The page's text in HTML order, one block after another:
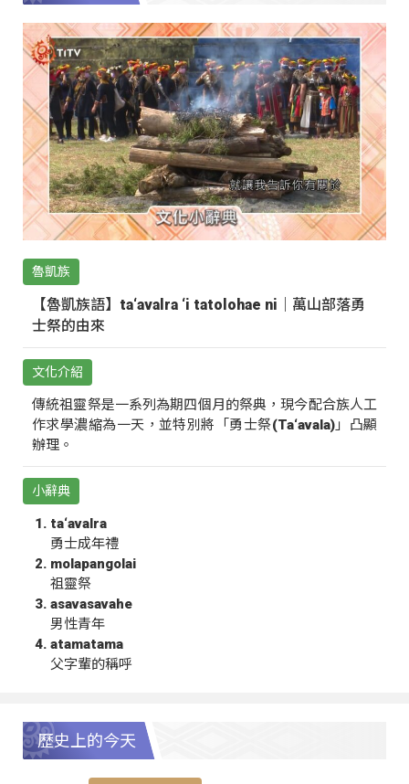
魯凱族
【魯凱族語】ta‘avalra ‘i tatolohae ni｜萬山部落勇
士祭的由來
文化介紹
傳統祖靈祭是一系列為期四個月的祭典，現今配合族人工
作求學濃縮為一天，並特別將「勇士祭(Ta‘avala)」凸顯
辦理。
小辭典
ta‘avalra
勇士成年禮
molapangolai
祖靈祭
asavasavahe
男性青年
atamatama
父字輩的稱呼
歷史上的今天